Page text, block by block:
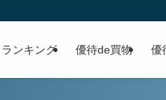
ランキング 優待de買物 優